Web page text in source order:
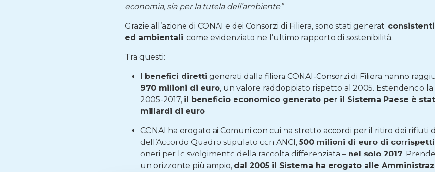
economia, sia per la tutela dell’ambiente”.
Grazie all’azione di CONAI e dei Consorzi di Filiera, sono stati generati
ed ambientali, come evidenziato nell’ultimo rapporto di sostenibilità.
Tra questi:
I benefici diretti generati dalla filiera CONAI-Consorzi di Filiera hanno
970 milioni di euro, un valore raddoppiato rispetto al 2005. Estendendo la
2005-2017, il beneficio economico generato per il Sistema Paese è
miliardi di euro
CONAI ha erogato ai Comuni con cui ha stretto accordi per il ritiro dei rifiuti
dell’Accordo Quadro stipulato con ANCI,500 milioni di euro di
oneri per lo svolgimento della raccolta differenziata – nel solo 2017.
un orizzonte più ampio, dal 2005 il Sistema ha erogato alle